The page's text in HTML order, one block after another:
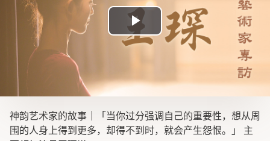
Play
神韵艺术家的故事｜「当你过分强调自己的重要性，想从周
围的人身上得到更多，却得不到时，就会产生怨恨。」 主